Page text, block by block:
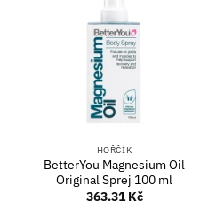
HOŘČÍK
BetterYou Magnesium Oil
Original Sprej 100 ml
363.31Kč